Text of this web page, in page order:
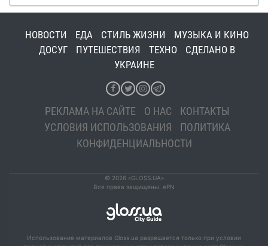
НОВОСТИ ЕДА СТИЛЬ ЖИЗНИ
МУЗЫКА И КИНО
ДОСУГ
ПУТЕШЕСТВИЯ ТЕХНО
СДЕЛАНО В
УКРАИНЕ
РЕКЛАМА НА САЙТЕ О НАС
КОНТАКТЫ
УСЛОВИЯ ИСПОЛЬЗОВАНИЯ
ПОЛИТИКА
КОНФИДЕНЦИАЛЬНОСТИ
© 2026 «GLOSS.UA»
Все права защищены. ePN
Использование материалов Gloss.ua разрешается только при условии